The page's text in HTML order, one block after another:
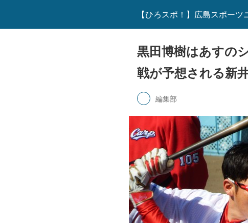
【ひろスポ！】広島スポー
黒田博樹はあすの
戦が予想される新
編集部